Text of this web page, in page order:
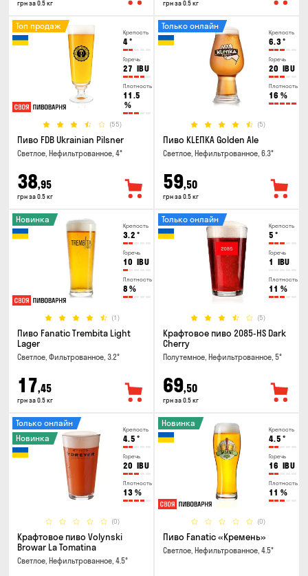
грн за 0.5 кг грн за 0.5 кг
Крепость
4°
Горечь
27 IBU
Плотность
11.5
%
(55)
Топ продаж
Пиво FDB Ukrainian Pilsner
Светлое, Нефильтрованное, 4°
38,95
грн за 0.5 кг
Крепость
6.3°
Горечь
20 IBU
Плотность
16 %
(5)
Только онлайн
Пиво KLEПКА Golden Ale
Светлое, Нефильтрованное, 6.3°
59,50
грн за 0.5 кг
Крепость
3.2 °
Горечь
10 IBU
Плотность
8 %
(1)
Новинка
Пиво Fanatic Trembita Light
Lager
Светлое, Фильтрованное, 3.2°
17,45
грн за 0.5 кг
Крепость
5 °
Горечь
1 IBU
Плотность
11 %
(5)
Только онлайн
Крафтовое пиво 2085-HS Dark
Cherry
Полутемное, Нефильтрованное, 5°
69,50
грн за 0.5 кг
Крепость
4.5 °
Горечь
20 IBU
Плотность
13 %
(0)
Только онлайн
Новинка
Крафтовое пиво Volynski
Browar La Tomatina
Светлое, Нефильтрованное, 4.5°
Крепость
4.5 °
Горечь
16 IBU
Плотность
11 %
(0)
Новинка
Пиво Fanatic «Кремень»
Светлое, Нефильтрованное, 4.5°